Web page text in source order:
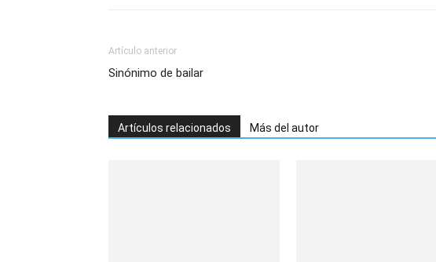
Artículo anterior
Sinónimo de bailar
Artículos relacionados Más del autor